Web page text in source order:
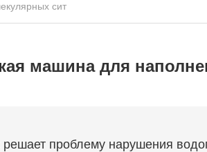
сит
машина для
проблему нарушения